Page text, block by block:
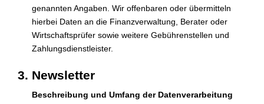
genannten Angaben. Wir offenbaren oder übermitteln
hierbei Daten an die Finanzverwaltung, Berater oder
Wirtschaftsprüfer sowie weitere Gebührenstellen und
Zahlungsdienstleister.
Newsletter
Beschreibung und Umfang der Datenverarbeitung